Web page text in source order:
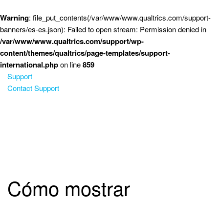
Warning: file_put_contents(/var/www/www.qualtrics.com/support-
banners/es-es.json): Failed to open stream: Permission denied in
/var/www/www.qualtrics.com/support/wp-
content/themes/qualtrics/page-templates/support-
international.phpon line859
Support
Contact Support
Cómo mostrar